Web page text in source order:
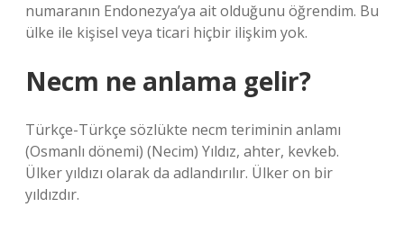
numaranın Endonezya’ya ait olduğunu öğrendim. Bu
ülke ile kişisel veya ticari hiçbir ilişkim yok.
Necm ne anlama gelir?
Türkçe-Türkçe sözlükte necm teriminin anlamı
(Osmanlı dönemi) (Necim) Yıldız, ahter, kevkeb.
Ülker yıldızı olarak da adlandırılır. Ülker on bir
yıldızdır.